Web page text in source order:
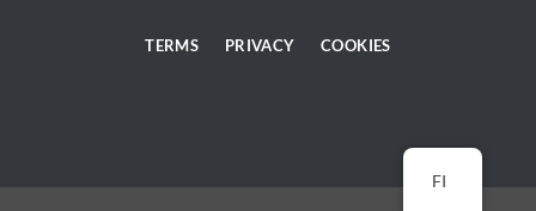
TERMS PRIVACY COOKIES
FI